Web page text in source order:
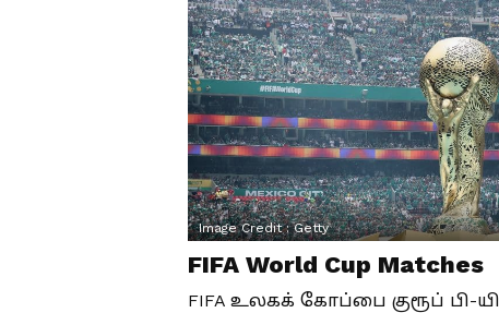
Image Credit :Getty
FIFA World Cup Matches
FIFA உலகக் கோப்பை குரூப்